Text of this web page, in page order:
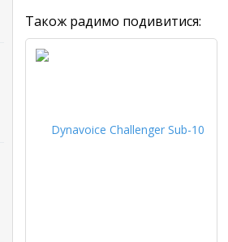
Також радимо подивитися: